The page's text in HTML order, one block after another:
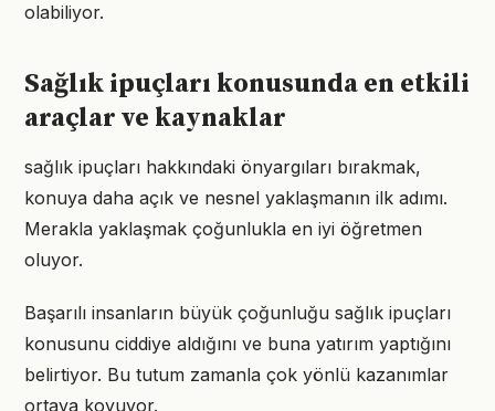
olabiliyor.
Sağlık ipuçları konusunda en etkili
araçlar ve kaynaklar
sağlık ipuçları hakkındaki önyargıları bırakmak,
konuya daha açık ve nesnel yaklaşmanın ilk adımı.
Merakla yaklaşmak çoğunlukla en iyi öğretmen
oluyor.
Başarılı insanların büyük çoğunluğu sağlık ipuçları
konusunu ciddiye aldığını ve buna yatırım yaptığını
belirtiyor. Bu tutum zamanla çok yönlü kazanımlar
ortaya koyuyor.